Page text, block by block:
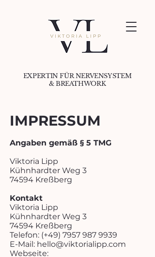
EXPERTIN FÜR NERVENSYSTEM
& BREATHWORK
IMPRESSUM
Angaben gemäß § 5 TMG
Viktoria Lipp
Kühnhardter Weg 3
74594 Kreßberg
Kontakt
Viktoria Lipp
Kühnhardter Weg 3
74594 Kreßberg
Telefon: (+49) 7957 987 9939
E-Mail: hello@viktorialipp.com
Webseite: